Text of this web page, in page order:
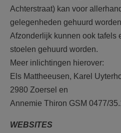
Achterstraat) kan voor
gelegenheden gehuurd
Afzonderlijk kunnen ook tafels
stoelen gehuurd worden.
Meer inlichtingen hierover:
Els Mattheeusen, Karel
2980 Zoersel en
Annemie Thiron GSM 0477/
WEBSITES